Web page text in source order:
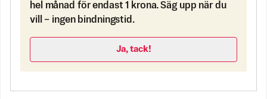
hel månad för endast 1 krona. Säg upp när du
vill – ingen bindningstid.
Ja, tack!